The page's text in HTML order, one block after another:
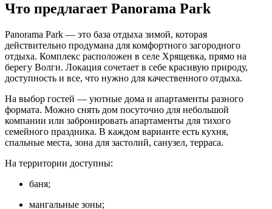
Что предлагает Panorama Park
Panorama Park — это база отдыха зимой, которая
действительно продумана для комфортного загородного
отдыха. Комплекс расположен в селе Хрящевка, прямо на
берегу Волги. Локация сочетает в себе красивую природу,
доступность и все, что нужно для качественного отдыха.
На выбор гостей — уютные дома и апартаменты разного
формата. Можно снять дом посуточно для небольшой
компании или забронировать апартаменты для тихого
семейного праздника. В каждом варианте есть кухня,
спальные места, зона для застолий, санузел, терраса.
На территории доступны:
баня;
мангальные зоны;